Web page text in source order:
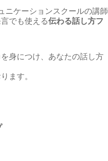
ニケーションスクールの講師
でも使える伝わる話し方フ
身につけ、あなたの話し方
ます。